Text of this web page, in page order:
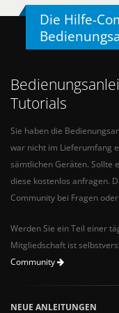
Die Hilfe-
Tutorials
Sie haben die
war nicht im Lieferumfang
sämtlichen Geräten. Sollte
diese kostenlos anfragen.
Community bei Fragen
Werden Sie ein Teil einer
Mitgliedschaft ist
Community
NEUE ANLEITUNGEN